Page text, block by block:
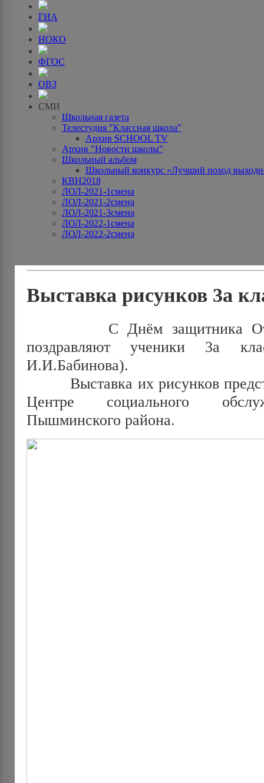
ГИА
НОКО
ФГОС
ОВЗ
СМИ
Школьная газета
Телестудия "Классная школа"
Архив SCHOOL TV
Архив "Новости школы"
Школьный альбом
Школьный конкурс «Лучший поход
КВН2018
ЛОЛ-2021-1смена
ЛОЛ-2021-2смена
ЛОЛ-2021-3смена
ЛОЛ-2022-1смена
ЛОЛ-2022-2смена
Выставка рисунков 3а
С Днём защитника
поздравляют ученики 3а
И.И.Бабинова).
Выставка их рисунков
Центре социального
Пышминского района.